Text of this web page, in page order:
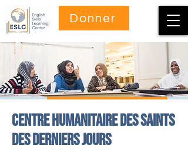
Donner
Centre humanitaire des saints
des derniers jours